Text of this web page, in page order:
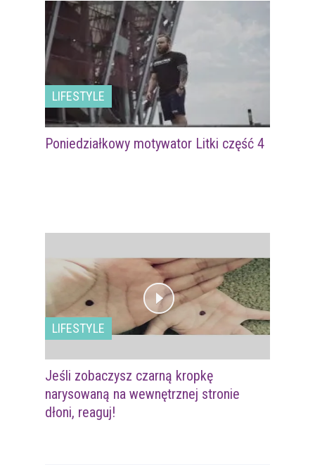
LIFESTYLE
Poniedziałkowy motywator Litki część 4
LIFESTYLE
Jeśli zobaczysz czarną kropkę
narysowaną na wewnętrznej stronie
dłoni, reaguj!